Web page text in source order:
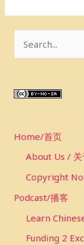
r
h
Home/首页
About Us / 关
Copyright
Podcast/播客
Learn
Funding 2